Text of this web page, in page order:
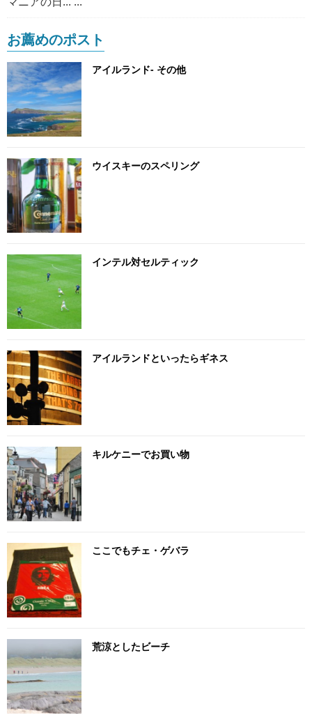
お薦めのポスト
アイルランド- その他
ウイスキーのスペリング
インテル対セルティック
アイルランドといったらギネス
キルケニーでお買い物
ここでもチェ・ゲバラ
荒涼としたビーチ